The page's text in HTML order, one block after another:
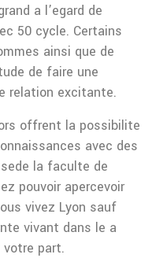
a l’egard de
50 cycle. Certains
ainsi que de
de faire une
relation excitante.
offrent la possibilite
avec des
la faculte de
pouvoir apercevoir
vivez Lyon sauf
vivant dans le a
votre part.